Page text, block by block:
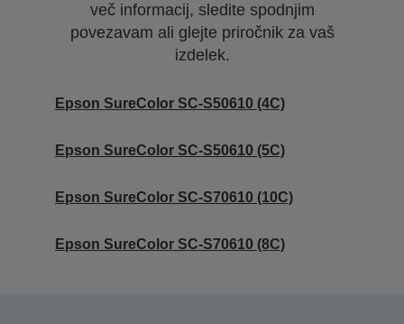
več informacij, sledite spodnjim
povezavam ali glejte priročnik za vaš
izdelek.
Epson SureColor SC-S50610 (4C)
Epson SureColor SC-S50610 (5C)
Epson SureColor SC-S70610 (10C)
Epson SureColor SC-S70610 (8C)